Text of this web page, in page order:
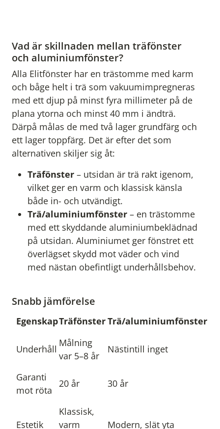
Vad är skillnaden mellan träfönster
och aluminiumfönster?
Alla Elitfönster har en trästomme med karm
och båge helt i trä som vakuumimpregneras
med ett djup på minst fyra millimeter på de
plana ytorna och minst 40 mm i ändträ.
Därpå målas de med två lager grundfärg och
ett lager toppfärg. Det är efter det som
alternativen skiljer sig åt:
Träfönster – utsidan är trä rakt igenom,
vilket ger en varm och klassisk känsla
både in- och utvändigt.
Trä/aluminiumfönster – en trästomme
med ett skyddande aluminiumbeklädnad
på utsidan. Aluminiumet ger fönstret ett
överlägset skydd mot väder och vind
med nästan obefintligt underhållsbehov.
Snabb jämförelse
EgenskapTräfönsterTrä/aluminiumfönster
Underhåll
Målning
var 5–8 år
Nästintill inget
Garanti
mot röta
20 år 30 år
Estetik
Klassisk,
varm
Modern, slät yta